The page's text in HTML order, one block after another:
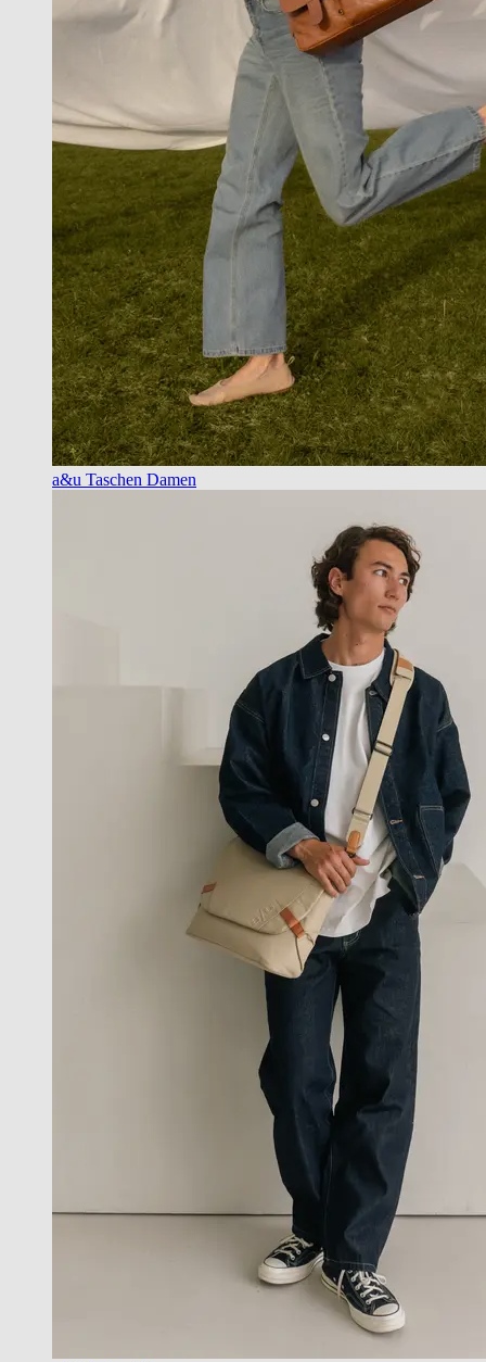
a&u Taschen Damen